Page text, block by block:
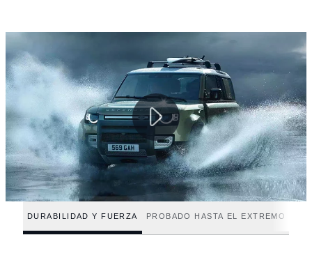
DURABILIDAD Y FUERZA PROBADO HASTA EL EXTREMO